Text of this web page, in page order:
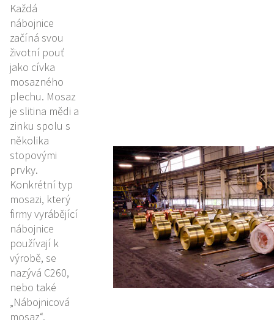
Každá
nábojnice
začíná svou
životní pouť
jako cívka
mosazného
plechu. Mosaz
je slitina mědi a
zinku spolu s
několika
stopovými
prvky.
Konkrétní typ
mosazi, který
firmy vyrábějící
nábojnice
používají k
výrobě, se
nazývá C260,
nebo také
„Nábojnicová
mosaz“.